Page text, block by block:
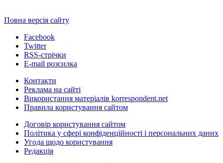
Повна версія сайту
Facebook
Twitter
RSS-стрічки
E-mail розсилка
Контакти
Реклама на сайті
Використання матеріалів korrespondent.net
Правила користування сайтом
Договір користування сайтом
Політика у сфері конфіденційності і персональних даних
Угода щодо користування
Редакція